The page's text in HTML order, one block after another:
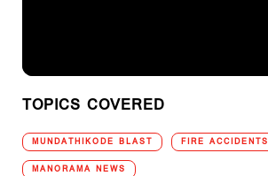
TOPICS COVERED
MUNDATHIKODE BLAST FIRE ACCIDENTS
MANORAMA NEWS